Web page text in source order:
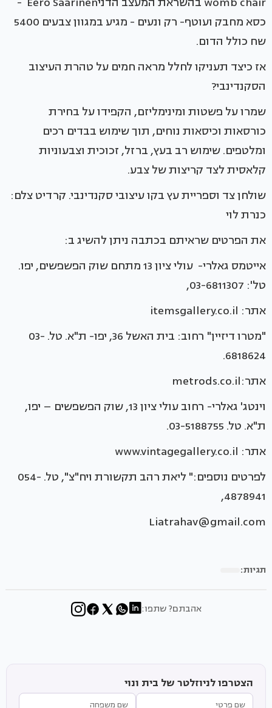
כסא מחבק ועוטף- רק ונעים - מגיע במגוון צבעים 5400
שח כולל הדום.
אז כיצד תעניקו לחלל מראה חמים על טהרת העיצוב
הסקנדינבי?
שמרו על פשטות ומינימליזם, הקפידו על בחירת
כורסאות וכיסאות נוחים, תוך שימוש בבדים רכים
ומלטפים. שימוש רב בעץ, ברזל, זכוכית וצבעוניות
קלאסית לצד קריצות של צבע.
שולחן צד וספריית עץ בקו עיצובי סקנדינבי. קרדיט צלם:
כנרת לוי
את הפרטים שראיתם בכתבה ניתן להשיג ב:
אייטמס גאלרי- עולי ציון 13 מתחם שוק הפשפשים, יפו.
טל': 03-6811307,
אתר: itemsgallery.co.il
"מטרו דיזיין" רחוב: בית האשל 36, יפו- ת"א. טל. 03-
6818624.
אתר:metrods.co.il
וינטג' גאלרי- רחוב עולי ציון 13, שוק הפשפשים – יפו,
ת"א. טל. 03-5188755.
אתר: www.vintagegallery.co.il
לפרטים נוספים:" ליאת רהב תקשורת ויח"צ", טל. 054-
4878941,
Liatrahav@gmail.com
תגיות:
אהבתם? שתפו:
הצטרפו לניוזלטר של בית ונוי